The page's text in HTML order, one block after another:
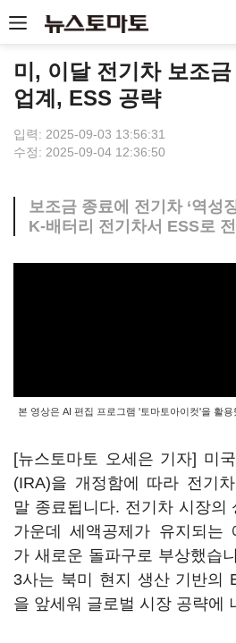
미, 이달 전기차 보조
업계, ESS 공략
입력: 2025-09-03 13:56:31
수정: 2025-09-04 12:36:50
보조금 종료에 전기차 ‘역성
K-배터리 전기차서 ESS로
본 영상은 AI 편집 프로그램 '토마토아이컷'을 활용
[뉴스토마토 오세은 기자] 미
(IRA)을 개정함에 따라 전기
말 종료됩니다. 전기차 시장의
가운데 세액공제가 유지되는
가 새로운 돌파구로 부상했습
3사는 북미 현지 생산 기반의
을 앞세워 글로벌 시장 공략에